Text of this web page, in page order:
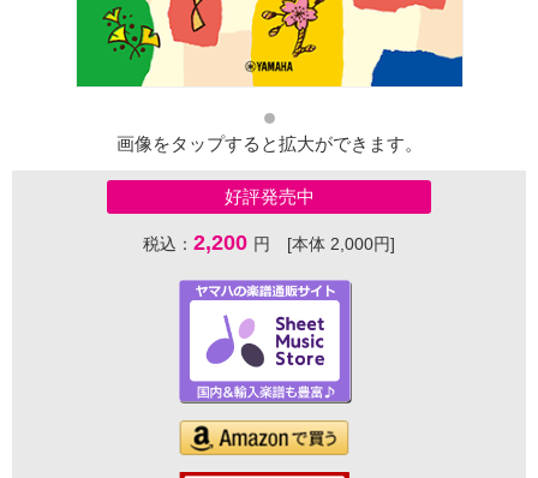
画像をタップすると拡大ができます。
好評発売中
税込： 2,200 円 [本体 2,000円]